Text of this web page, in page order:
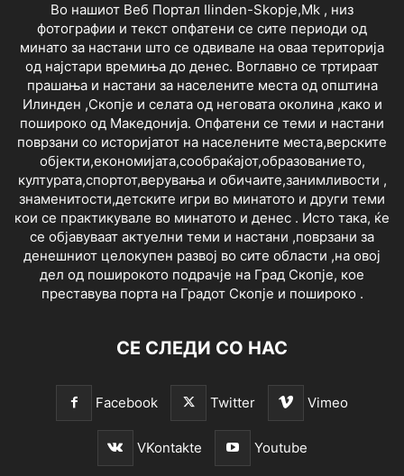
Во нашиот Веб Портал Ilinden-Skopje,Mk , низ
фотографии и текст опфатени се сите периоди од
минато за настани што се одвивале на оваа територија
од најстари времиња до денес. Воглавно се тртираат
прашања и настани за населените места од општина
Илинден ,Скопје и селата од неговата околина ,како и
пошироко од Македонија. Опфатени се теми и настани
поврзани со историјатот на населените места,верските
објекти,економијата,сообраќајот,образованието,
културата,спортот,верувања и обичаите,занимливости ,
знаменитости,детските игри во минатото и други теми
кои се практикувале во минатото и денес . Исто така, ќе
се објавуваат актуелни теми и настани ,поврзани за
денешниот целокупен развој во сите области ,на овој
дел од поширокото подрачје на Град Скопје, кое
преставува порта на Градот Скопје и пошироко .
СЕ СЛЕДИ СО НАС
Facebook Twitter Vimeo
VKontakte Youtube